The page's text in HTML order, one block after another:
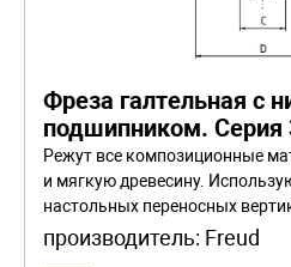
Фреза галтельная с
подшипником. Серия
Режут все композиционные
и мягкую древесину.
настольных переносных
машинах. При снятии
работайте в несколько
производитель: Freud